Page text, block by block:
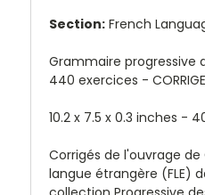
Section: French
Grammaire
440 exercices -
10.2 x 7.5 x 0.3 inches -
Corrigés de l'ouvrage
langue étrangère (FLE)